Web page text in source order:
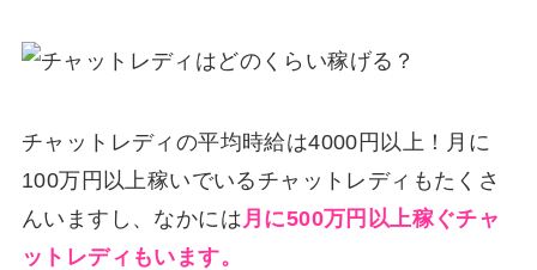
チャットレディの平均時給は4000円以上！月に
100万円以上稼いでいるチャットレディもたくさ
んいますし、なかには 月に500万円以上稼ぐチャ
ットレディもいます。